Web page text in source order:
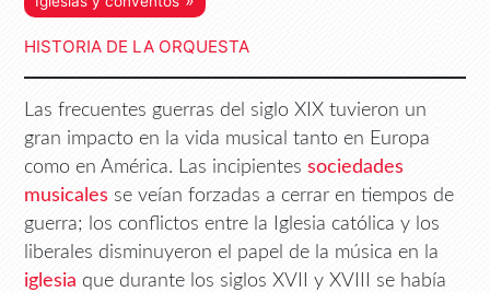
HISTORIA DE LA ORQUESTA
Las frecuentes guerras del siglo XIX tuvieron un
gran impacto en la vida musical tanto en Europa
como en América. Las incipientessociedades
musicales se veían forzadas a cerrar en tiempos de
guerra; los conflictos entre la Iglesia católica y los
liberales disminuyeron el papel de la música en la
iglesia que durante los siglos XVII y XVIII se había